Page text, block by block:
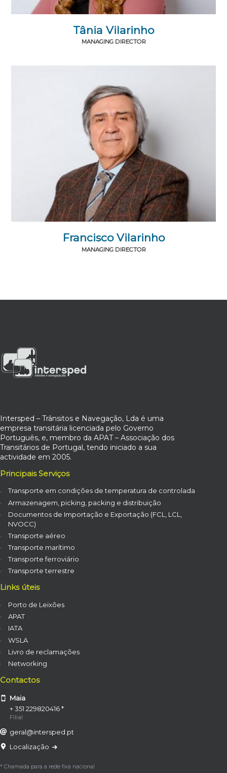
Tânia Vilarinho
MANAGING DIRECTOR
Francisco Vilarinho
MANAGING DIRECTOR
Intersped – Trânsitos e Navegação, Lda é uma
empresa transitária licenciada pelo Governo
Português, e, membro da APAT – Associação dos
Transitários de Portugal, tendo iniciado a sua
actividade em 2005.
Principais Serviços
Transporte em condições de temperatura de controlada
Armazenagem, picking, packing e distribuição
Documentos de Importação e Exportação (FCL, LCL,
NVOCC)
Transporte aéreo
Transporte marítimo
Transporte ferroviário
Transporte terrestre
Links úteis
Porto de Leixões
APAT
IATA
WSLA
Livro de reclamações
Networking
Contactos
Maia
+ 351 229820416 *
Filial
geral@intersped.pt
Localização
* Chamada para a rede fixa nacional